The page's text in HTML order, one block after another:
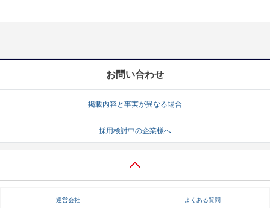
就活ノウハウ・サポート
就活支援
就活ノウハウが満載！ お役立ち記事・相談室など
適職診断 就活チャンネル
お問い合わせ
掲載内容と事実が異なる場合
採用検討中の企業様へ
運営会社 よくある質問